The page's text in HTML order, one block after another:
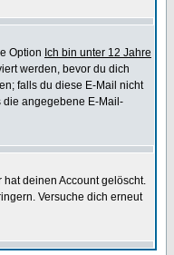
Option Ich bin unter 12 Jahre
werden, bevor du dich
falls du diese E-Mail nicht
die angegebene E-Mail-
deinen Account gelöscht.
Versuche dich erneut